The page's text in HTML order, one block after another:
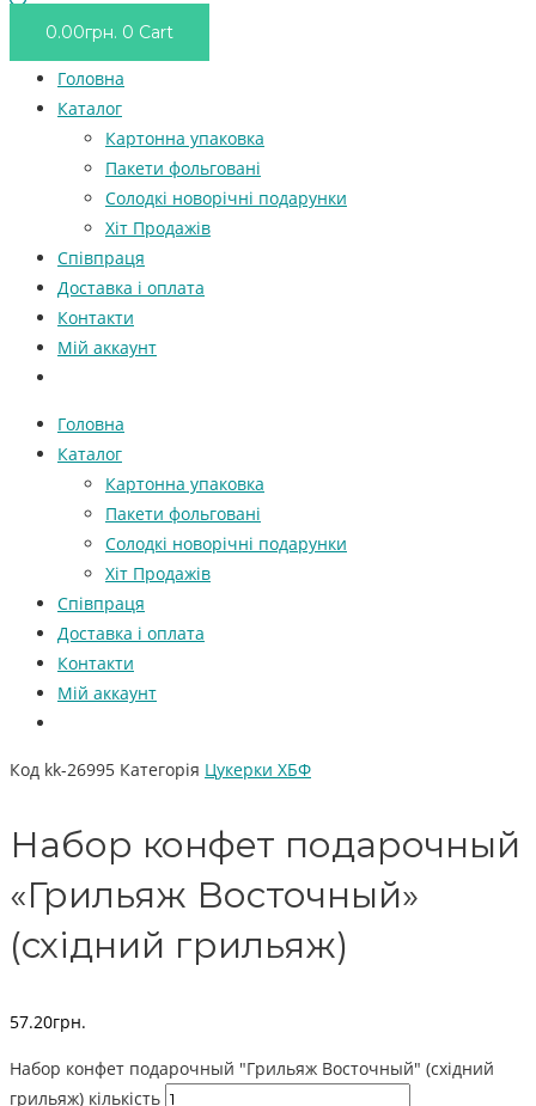
0.00грн. 0 Cart
Головна
Каталог
Картонна упаковка
Пакети фольговані
Солодкі новорічні подарунки
Хіт Продажів
Співпраця
Доставка і оплата
Контакти
Мій аккаунт
Головна
Каталог
Картонна упаковка
Пакети фольговані
Солодкі новорічні подарунки
Хіт Продажів
Співпраця
Доставка і оплата
Контакти
Мій аккаунт
Код kk-26995 Категорія Цукерки ХБФ
Набор конфет подарочный
«Грильяж Восточный»
(східний грильяж)
57.20грн.
Набор конфет подарочный "Грильяж Восточный" (східний
грильяж) кількість